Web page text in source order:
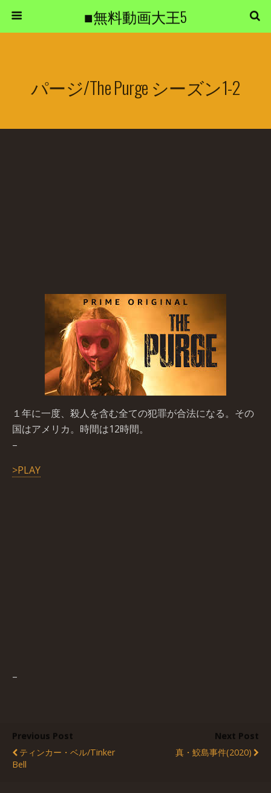
■無料動画大王5
パージ/The Purge シーズン1-2
１年に一度、殺人を含む全ての犯罪が合法になる。その
国はアメリカ。時間は12時間。
–
>PLAY
–
Previous Post
ティンカー・ベル/Tinker
Bell
Next Post
真・鮫島事件(2020)